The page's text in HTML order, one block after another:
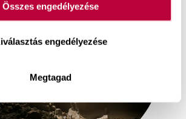
Összes engedélyezése
engedélyezése
Megtagad